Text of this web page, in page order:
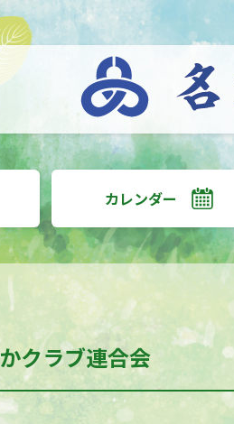
カレンダー
クラブ連合会